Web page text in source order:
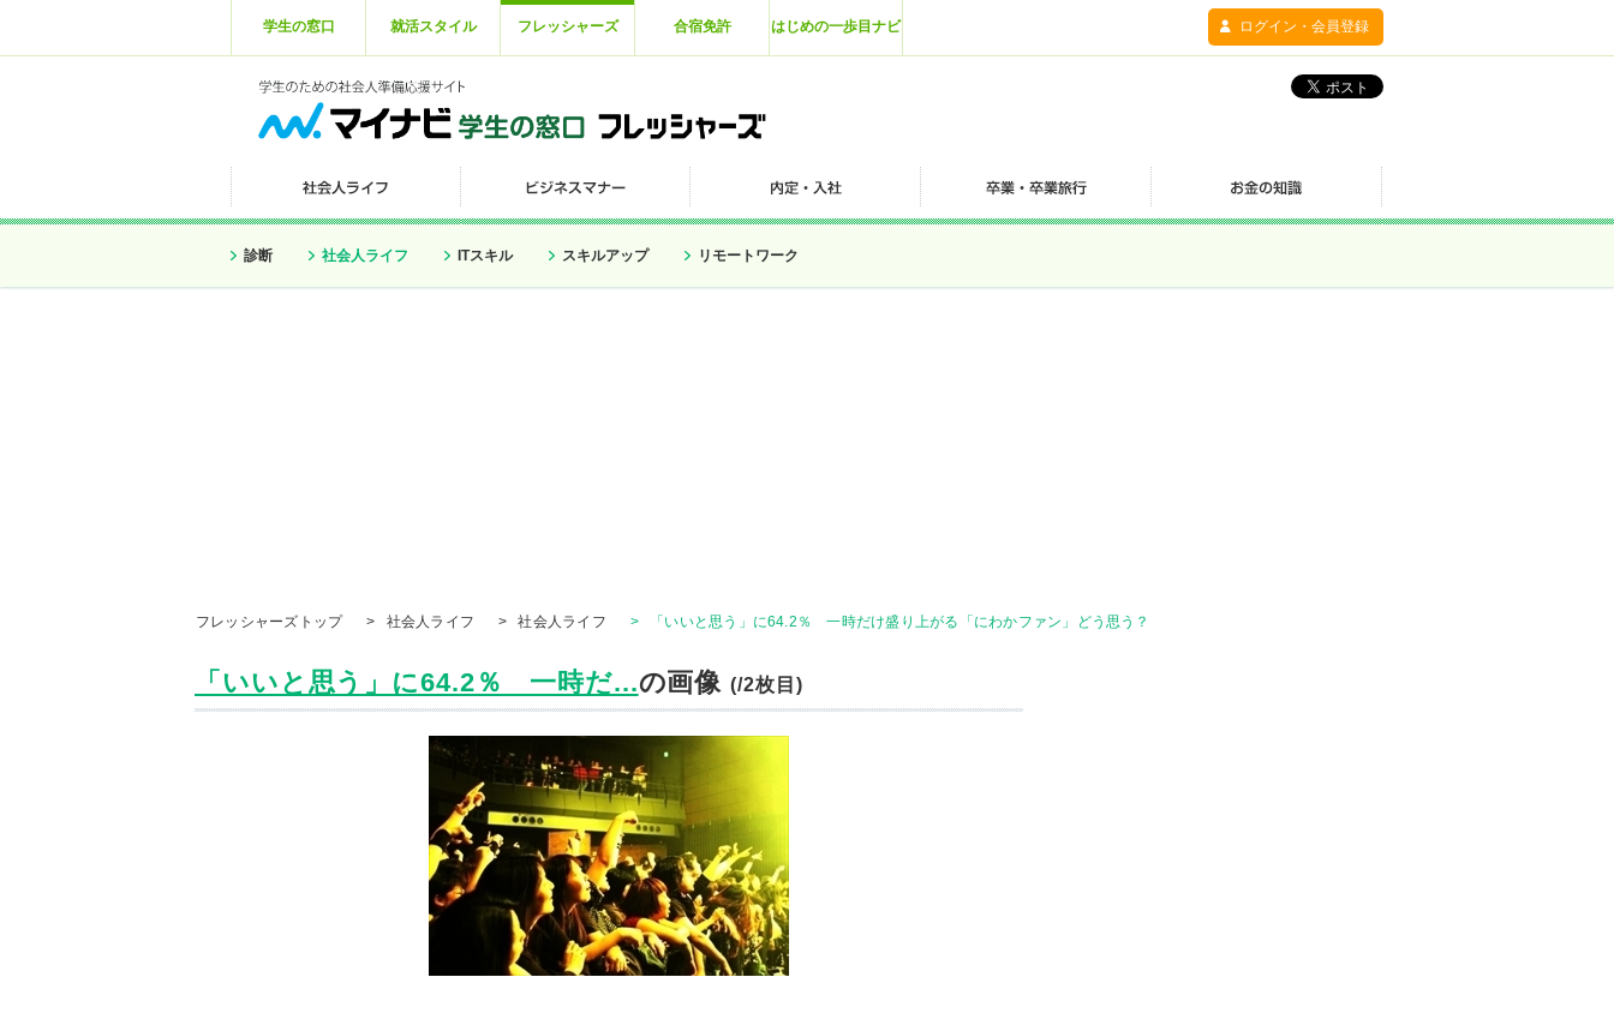
学生の窓口 就活スタイル フレッシャーズ 合宿免許 はじめの一歩目ナビ ログイン・会員登録
診断 社会人ライフ ITスキル スキルアップ リモートワーク
フレッシャーズトップ > 社会人ライフ > 社会人ライフ > 「いいと思う」に64.2％ 一時だけ盛り上がる「にわかファン」どう思う？
「いいと思う」に64.2％ 一時だ...の画像(/2枚目)